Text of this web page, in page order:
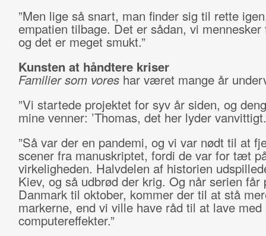
”Men lige så snart, man finder sig til rette
empatien tilbage. Det er sådan, vi mennesker
og det er meget smukt.”
Kunsten at håndtere kriser
Familier som voreshar været mange år
”Vi startede projektet for syv år siden, og
mine venner: ’Thomas, det her lyder
”Så var der en pandemi, og vi var nødt til at
scener fra manuskriptet, fordi de var for tæt
virkeligheden. Halvdelen af historien
Kiev, og så udbrød der krig. Og når serien får
Danmark til oktober, kommer der til at stå
markerne, end vi ville have råd til at lave med
computereffekter.”